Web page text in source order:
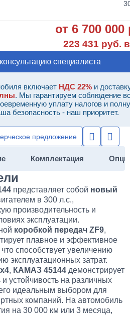
от 6 700 000
223 431 руб.
специалиста
включает НДС 22% и
. Мы гарантируем соблюдение
уплату налогов и
безопасность - наш приоритет.
предложение
Комплектация
представляет собой новый
в 300 л.с.,
производительность и
эксплуатации.
коробкой передач ZF9,
плавное и эффективное
способствует увеличению
эксплуатационных затрат.
, КАМАЗ 45144 демонстрирует
устойчивость на различных
его идеальным выбором для
компаний. На автомобиль
на 30 000 км или 3 месяца,